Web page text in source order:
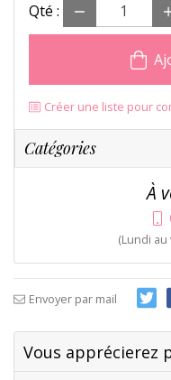
Qté :
Créer une liste pour
Catégories
À
(Lundi
Envoyer par mail
Vous apprécierez